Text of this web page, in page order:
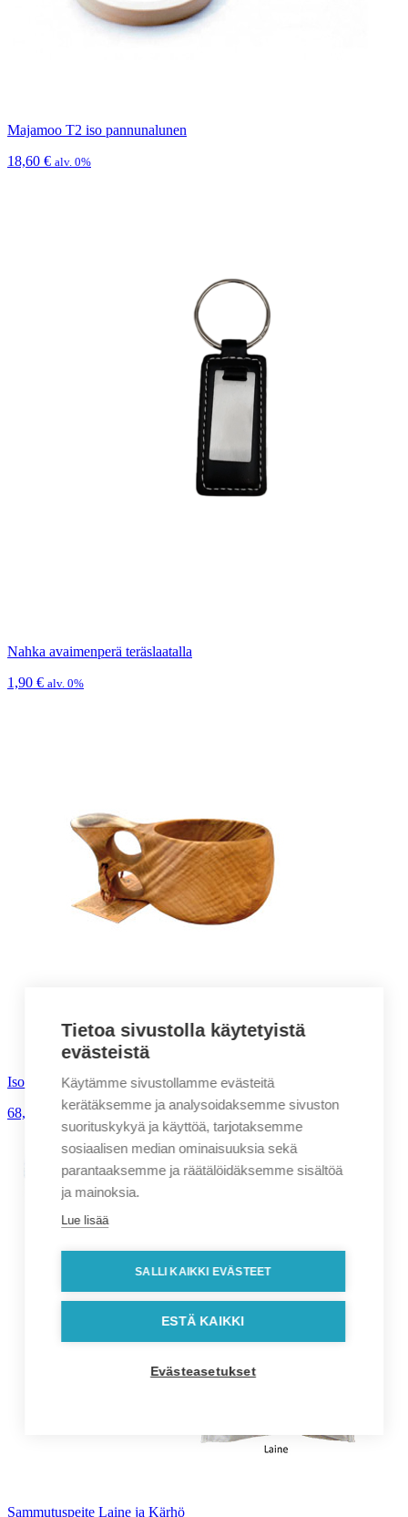
Majamoo T2 iso pannunalunen
18,60 € alv. 0%
Nahka avaimenperä teräslaatalla
1,90 € alv. 0%
Iso kaksireikäinen poronluukuksa
68,00
alv. 0%
Sammutuspeite Laine ja Kärhö
Tietoa sivustolla käytetyistä
evästeistä
Käytämme sivustollamme evästeitä
kerätäksemme ja analysoidaksemme sivuston
suorituskykyä ja käyttöä, tarjotaksemme
sosiaalisen median ominaisuuksia sekä
parantaaksemme ja räätälöidäksemme sisältöä
ja mainoksia.
Lue lisää
SALLI KAIKKI EVÄSTEET
ESTÄ KAIKKI
Evästeasetukset